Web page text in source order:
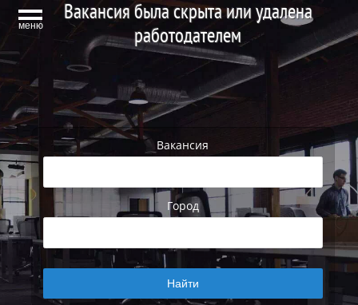
меню
Вакансия была скрыта или удалена
работодателем
Вакансия
Город